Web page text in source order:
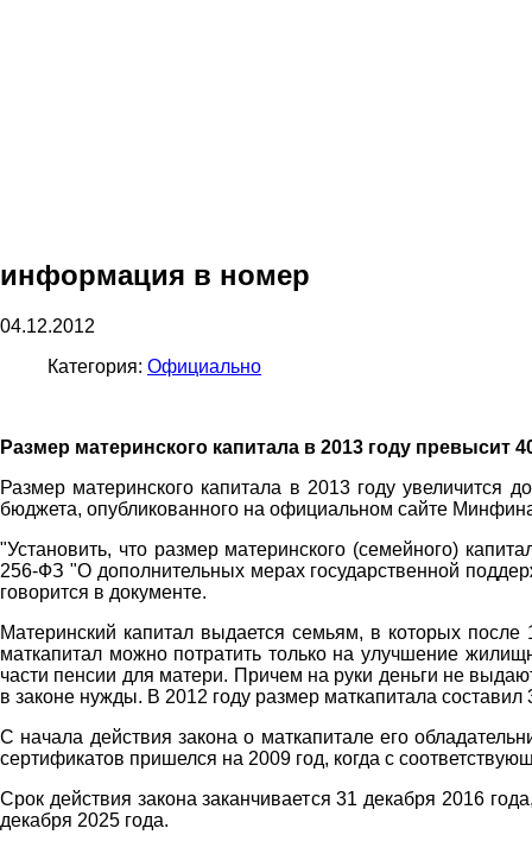
информация в номер
04.12.2012
Категория: Официально
Размер материнского капитала в 2013 году превысит
Размер материнского капитала в 2013 году увеличится
бюджета, опубликованного на официальном сайте
"Установить, что размер материнского (семейного)
256-ФЗ "О дополнительных мерах государственной
говорится в документе.
Материнский капитал выдается семьям, в которых
маткапитал можно потратить только на улучшение
части пенсии для матери. Причем на руки деньги не
в законе нужды. В 2012 году размер маткапитала составил
С начала действия закона о маткапитале его
сертификатов пришелся на 2009 год, когда с
Срок действия закона заканчивается 31 декабря 2016
декабря 2025 года.